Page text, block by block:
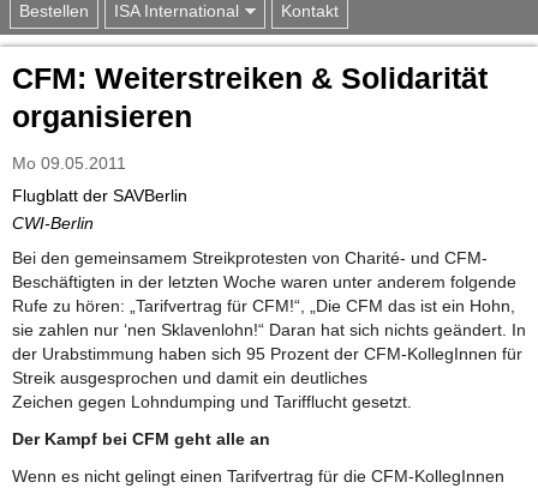
Bestellen ISA International Kontakt
CFM: Weiterstreiken & Solidarität
organisieren
Mo 09.05.2011
Flugblatt der SAVBerlin
CWI-Berlin
Bei den gemeinsamem Streikprotesten von Charité- und CFM-
Beschäftigten in der letzten Woche waren unter anderem folgende
Rufe zu hören: „Tarifvertrag für CFM!“, „Die CFM das ist ein Hohn,
sie zahlen nur ‘nen Sklavenlohn!“ Daran hat sich nichts geändert. In
der Urabstimmung haben sich 95 Prozent der CFM-KollegInnen für
Streik ausgesprochen und damit ein deutliches
Zeichen gegen Lohndumping und Tarifflucht gesetzt.
Der Kampf bei CFM geht alle an
Wenn es nicht gelingt einen Tarifvertrag für die CFM-KollegInnen